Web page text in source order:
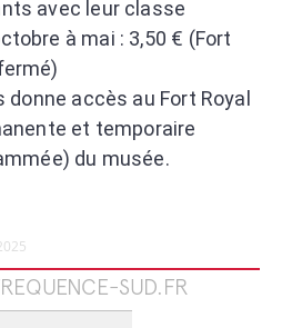
avec leur classe
à mai : 3,50 € (Fort
donne accès au Fort Royal
et temporaire
du musée.
SUD.FR